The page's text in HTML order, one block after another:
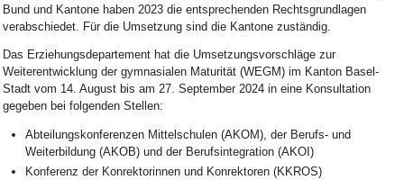
Bund und Kantone haben 2023 die entsprechenden Rechtsgrundlagen
verabschiedet. Für die Umsetzung sind die Kantone zuständig.
Das Erziehungsdepartement hat die Umsetzungsvorschläge zur
Weiterentwicklung der gymnasialen Maturität (WEGM) im Kanton Basel-
Stadt vom 14. August bis am 27. September 2024 in eine Konsultation
gegeben bei folgenden Stellen:
Abteilungskonferenzen Mittelschulen (AKOM), der Berufs- und
Weiterbildung (AKOB) und der Berufsintegration (AKOI)
Konferenz der Konrektorinnen und Konrektoren (KKROS)